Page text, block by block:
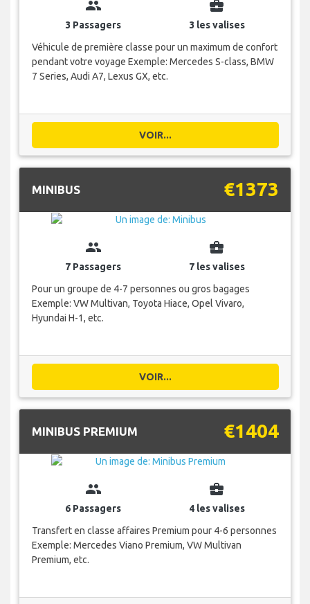
group
3 Passagers
business_center
3 les valises
Véhicule de première classe pour un maximum de confort
pendant votre voyage Exemple: Mercedes S-class, BMW
7 Series, Audi A7, Lexus GX, etc.
VOIR...
MINIBUS €1373
group
7 Passagers
business_center
7 les valises
Pour un groupe de 4-7 personnes ou gros bagages
Exemple: VW Multivan, Toyota Hiace, Opel Vivaro,
Hyundai H-1, etc.
VOIR...
MINIBUS PREMIUM €1404
group
6 Passagers
business_center
4 les valises
Transfert en classe affaires Premium pour 4-6 personnes
Exemple: Mercedes Viano Premium, VW Multivan
Premium, etc.